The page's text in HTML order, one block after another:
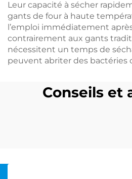
Leur capacité à sécher
gants de four à haute
l’emploi immédiatement
contrairement aux gants
nécessitent un temps de
peuvent abriter des bactéries
Conseils et